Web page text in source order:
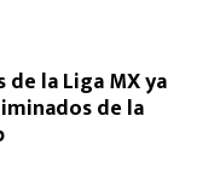
de la Liga MX ya
de la